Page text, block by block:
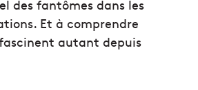
des fantômes dans les
Et à comprendre
autant depuis